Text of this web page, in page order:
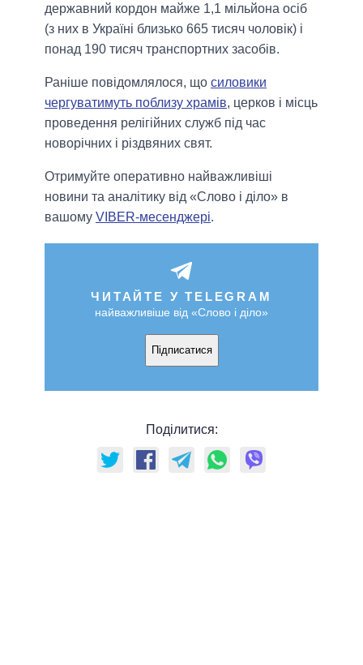
державний кордон майже 1,1 мільйона осіб
(з них в Україні близько 665 тисяч чоловік) і
понад 190 тисяч транспортних засобів.
Раніше повідомлялося, що силовики
чергуватимуть поблизу храмів, церков і місць
проведення релігійних служб під час
новорічних і різдвяних свят.
Отримуйте оперативно найважливіші
новини та аналітику від «Слово і діло» в
вашому VIBER-месенджері.
ЧИТАЙТЕ У TELEGRAM
найважливіше від «Слово і діло»
Підписатися
Поділитися: